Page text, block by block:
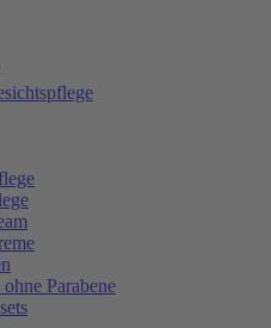
Parabene